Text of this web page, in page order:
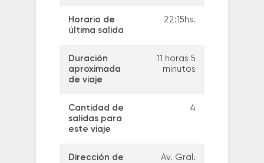
Horario de
última salida
22:15hs.
Duración
aproximada
de viaje
11 horas 5
minutos
Cantidad de
salidas para
este viaje
4
Dirección de
Av. Gral.